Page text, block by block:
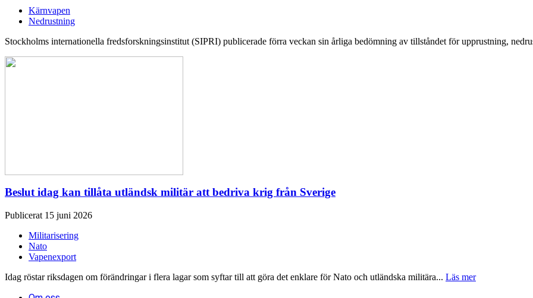
Kärnvapen
Nedrustning
Stockholms internationella fredsforskningsinstitut (SIPRI) publicerade förra veckan sin årliga bedömning av tillståndet för upprustning,
Beslut idag kan tillåta utländsk militär att bedriva krig från Sverige
Publicerat 15 juni 2026
Militarisering
Nato
Vapenexport
Idag röstar riksdagen om förändringar i flera lagar som syftar till att göra det enklare för Nato och utländska militära... Läs mer